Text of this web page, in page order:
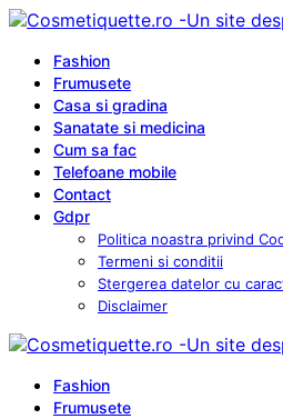
Fashion
Frumusete
Casa si gradina
Sanatate si medicina
Cum sa fac
Telefoane mobile
Contact
Gdpr
Politica noastra privind
Termeni si conditii
Stergerea datelor cu
Disclaimer
Fashion
Frumusete